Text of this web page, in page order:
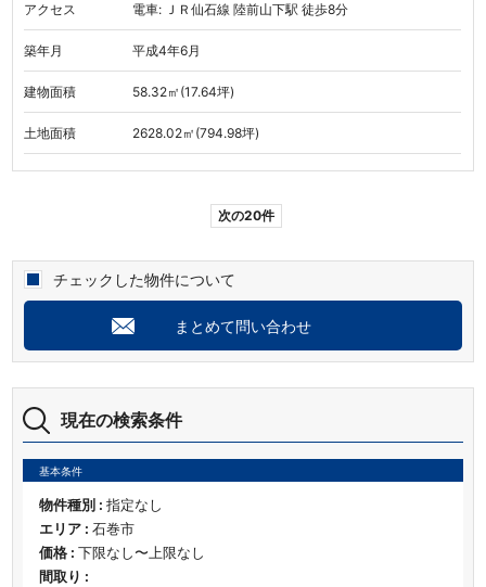
現在の検索条件
基本条件
物件種別 : 指定なし
エリア : 石巻市
価格 : 下限なし〜上限なし
間取り :
アクセス
電車: ＪＲ仙石線 陸前山下駅 徒歩8分
築年月 平成4年6月
建物面積 58.32㎡(17.64坪)
土地面積 2628.02㎡(794.98坪)
次の20件
チェックした物件について
まとめて問い合わせ